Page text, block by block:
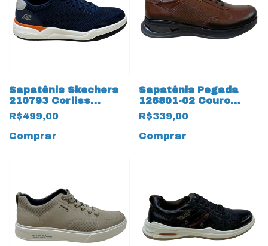
Sapatênis Skechers
210793 Corliss
Dorset Memory Foam
18815 Marinho
R$499,00
Comprar
Sapatênis Pegada
126801-02 Couro
Natural Mestiço
19044 Pinhão
R$339,00
Comprar